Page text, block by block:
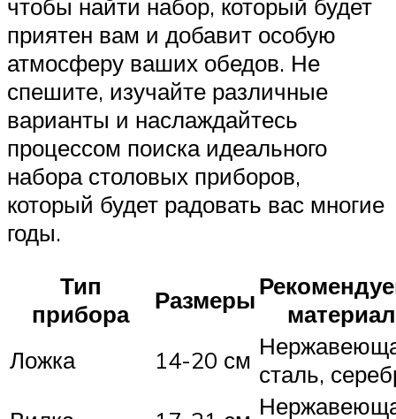
чтобы найти набор, который будет
приятен вам и добавит особую
атмосферу ваших обедов. Не
спешите, изучайте различные
варианты и наслаждайтесь
процессом поиска идеального
набора столовых приборов,
который будет радовать вас многие
годы.
Тип
прибора
Размеры
Ложка
14-20 см сталь,